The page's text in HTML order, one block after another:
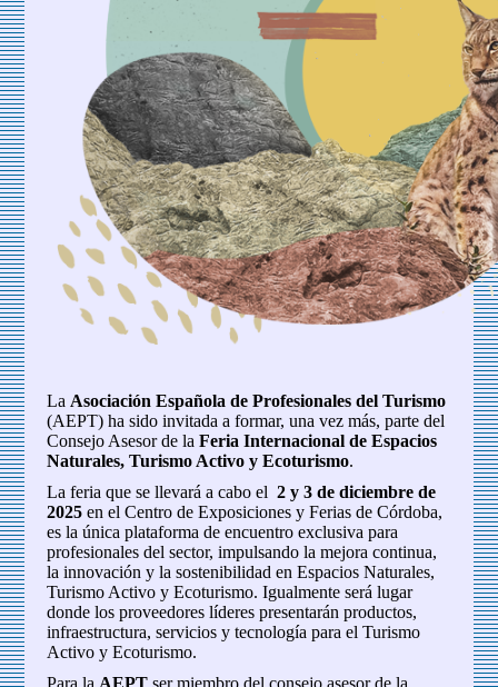
La Asociación Española de Profesionales del Turismo
(AEPT) ha sido invitada a formar, una vez más, parte del
Consejo Asesor de laFeria Internacional de Espacios
Naturales, Turismo Activo y Ecoturismo.
La feria que se llevará a cabo el2 y 3 de diciembre de
2025 en el Centro de Exposiciones y Ferias de Córdoba,
es la única plataforma de encuentro exclusiva para
profesionales del sector, impulsando la mejora continua,
la innovación y la sostenibilidad en Espacios Naturales,
Turismo Activo y Ecoturismo. Igualmente será lugar
donde los proveedores líderes presentarán productos,
infraestructura, servicios y tecnología para el Turismo
Activo y Ecoturismo.